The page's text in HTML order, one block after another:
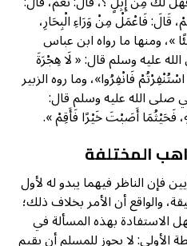
فَاعْمَلْ مِنْ وَرَاءِ الْبِحَارِ،
ومنها ما رواه ابن عباس
عليه وسلم قال: « لَا هِجْرَةَ
فَانْفِرُوا»، وما روه الزبير
صلى الله عليه وسلم قال:
فَحَيْثُمَا أَصَبْتَ خَيْرًا فَأَقِمْ ».
المختلفة
فإن الناظر فيهما يبدو له لأول
والواقع أن الأمر بخلاف ذلك؛
الاستفادة بهذه المسألة في
الأولى: لا يجوز للمسلم أن يقيم